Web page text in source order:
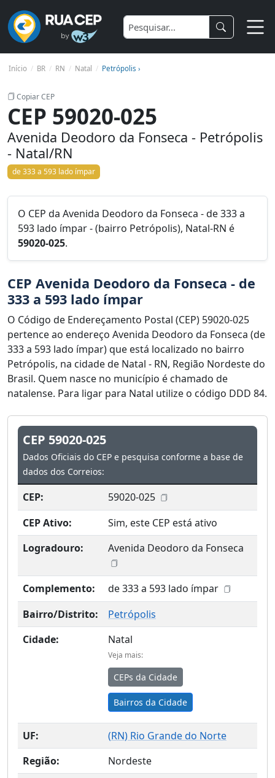
Início BR RN Natal Petrópolis ›
Copiar CEP
CEP 59020-025
Avenida Deodoro da Fonseca - Petrópolis
- Natal/RN
de 333 a 593 lado ímpar
O CEP da Avenida Deodoro da Fonseca - de 333 a
593 lado ímpar - (bairro Petrópolis), Natal-RN é
59020-025.
CEP Avenida Deodoro da Fonseca - de
333 a 593 lado ímpar
O Código de Endereçamento Postal (CEP) 59020-025
pertence ao endereço Avenida Deodoro da Fonseca (de
333 a 593 lado ímpar) que está localizado no bairro
Petrópolis, na cidade de Natal - RN, Região Nordeste do
Brasil. Quem nasce no município é chamado de
natalense. Para ligar para Natal utilize o código DDD 84.
CEP 59020-025
Dados Oficiais do CEP e pesquisa conforme a base de
dados dos Correios:
CEP:
59020-025
CEP Ativo:
Sim, este CEP está ativo
Logradouro:
Avenida Deodoro da Fonseca
Complemento:
de 333 a 593 lado ímpar
Bairro/Distrito:
Petrópolis
Cidade:
Natal
Veja mais:
CEPs da Cidade
Bairros da Cidade
UF: (RN) Rio Grande do Norte
Região:
Nordeste